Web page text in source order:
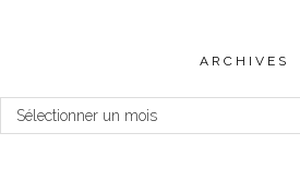
ARCHIVES
Archives